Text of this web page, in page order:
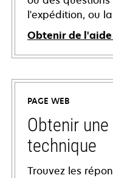
l'expédition, ou
Obtenir de
PAGE WEB
Obtenir
technique
Trouvez les